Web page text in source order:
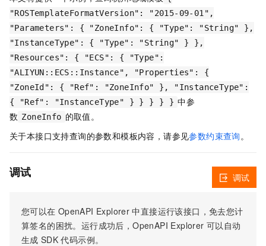
"ROSTemplateFormatVersion": "2015-09-01",
"Parameters": { "ZoneInfo": { "Type": "String" },
"InstanceType": { "Type": "String" } },
"Resources": { "ECS": { "Type":
"ALIYUN::ECS::Instance", "Properties": {
"ZoneId": { "Ref": "ZoneInfo" }, "InstanceType":
{ "Ref": "InstanceType" } } } } } 中参
数 ZoneInfo 的取值。
关于本接口支持查询的参数和模板内容，请参见参数约束查询 。
调试
您可以在 OpenAPI Explorer 中直接运行该接口，免去您计
算签名的困扰。运行成功后，OpenAPI Explorer 可以自动
生成 SDK 代码示例。
调试